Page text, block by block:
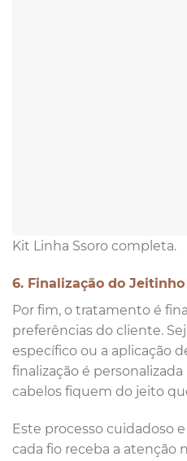
Kit Linha Ssoro completa.
6. Finalização do
Por fim, o tratamento é
preferências do cliente.
específico ou a aplicação
finalização é
cabelos fiquem do jeito
Este processo cuidadoso
cada fio receba a atenção